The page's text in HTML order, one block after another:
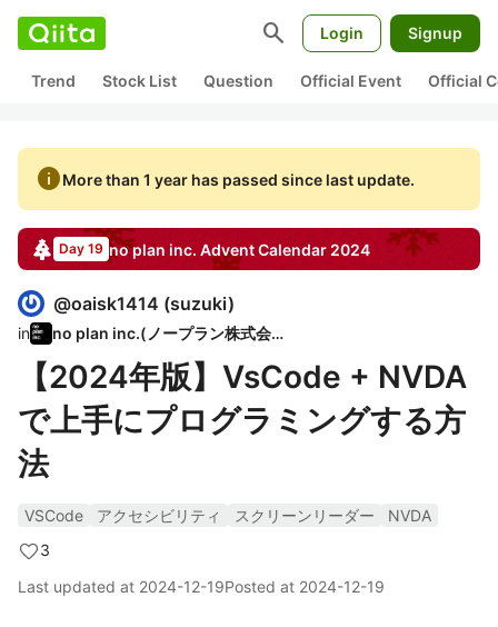
search Login Signup
Trend Stock List Question Official Event Official
infoMore than 1 year has passed since last update.
Day 19 no plan inc. Advent Calendar 2024
@oaisk1414 (suzuki)
in no plan inc.(ノープラン株式会社)
【2024年版】VsCode + NVDA
で上手にプログラミングする方
法
VSCode アクセシビリティ スクリーンリーダー
NVDA
3
Last updated at 2024-12-19Posted at 2024-12-19